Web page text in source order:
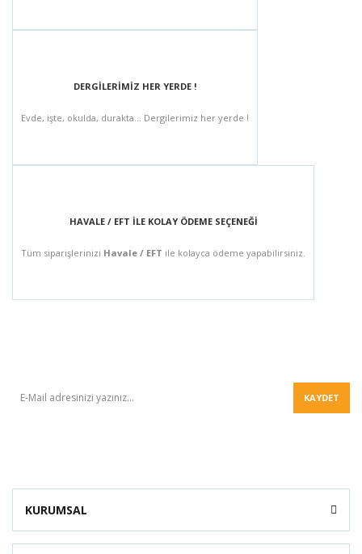
DERGİLERİMİZ HER YERDE !
Evde, işte, okulda, durakta... Dergilerimiz her yerde !
HAVALE / EFT İLE KOLAY ÖDEME SEÇENEĞİ
Tüm siparişlerinizi Havale / EFT ile kolayca ödeme yapabilirsiniz.
KAYDET
KURUMSAL